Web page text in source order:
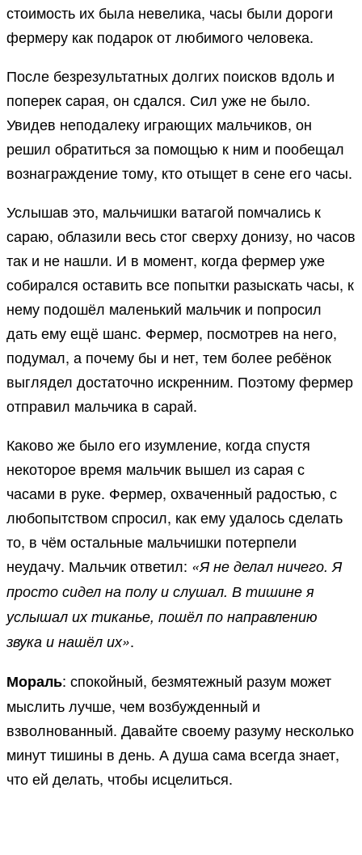
стоимость их была невелика, часы были дороги
фермеру как подарок от любимого человека.
После безрезультатных долгих поисков вдоль и
поперек сарая, он сдался. Сил уже не было.
Увидев неподалеку играющих мальчиков, он
решил обратиться за помощью к ним и пообещал
вознаграждение тому, кто отыщет в сене его часы.
Услышав это, мальчишки ватагой помчались к
сараю, облазили весь стог сверху донизу, но часов
так и не нашли. И в момент, когда фермер уже
собирался оставить все попытки разыскать часы, к
нему подошёл маленький мальчик и попросил
дать ему ещё шанс. Фермер, посмотрев на него,
подумал, а почему бы и нет, тем более ребёнок
выглядел достаточно искренним. Поэтому фермер
отправил мальчика в сарай.
Каково же было его изумление, когда спустя
некоторое время мальчик вышел из сарая с
часами в руке. Фермер, охваченный радостью, с
любопытством спросил, как ему удалось сделать
то, в чём остальные мальчишки потерпели
неудачу. Мальчик ответил: «Я не делал ничего. Я
просто сидел на полу и слушал. В тишине я
услышал их тиканье, пошёл по направлению
звука и нашёл их».
Мораль: спокойный, безмятежный разум может
мыслить лучше, чем возбужденный и
взволнованный. Давайте своему разуму несколько
минут тишины в день. А душа сама всегда знает,
что ей делать, чтобы исцелиться.